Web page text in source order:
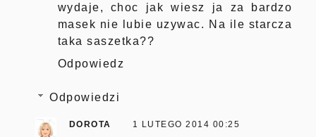
wydaje, choc jak wiesz ja za bardzo
masek nie lubie uzywac. Na ile starcza
taka saszetka??
Odpowiedz
Odpowiedzi
DOROTA 1 LUTEGO 2014 00:25